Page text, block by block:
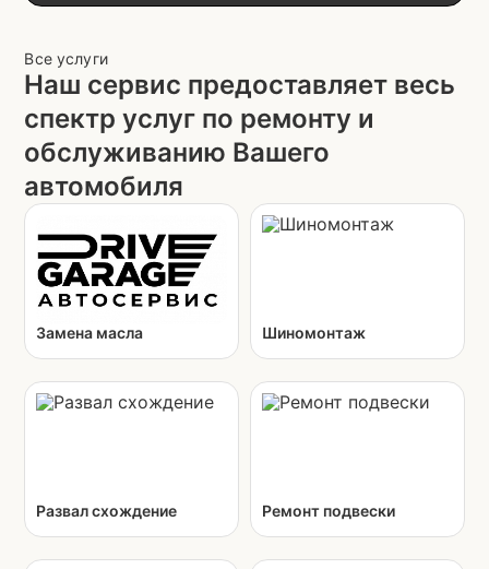
Все услуги
Наш сервис предоставляет весь
спектр услуг по ремонту и
обслуживанию Вашего
автомобиля
Замена масла
Замена масла в
двигателе
Шиномонтаж
Шиномонтаж колес
диаметром 13
дюймов (R14,
легковые авто)
Шиномонтаж колес
Развал схождение Ремонт подвески